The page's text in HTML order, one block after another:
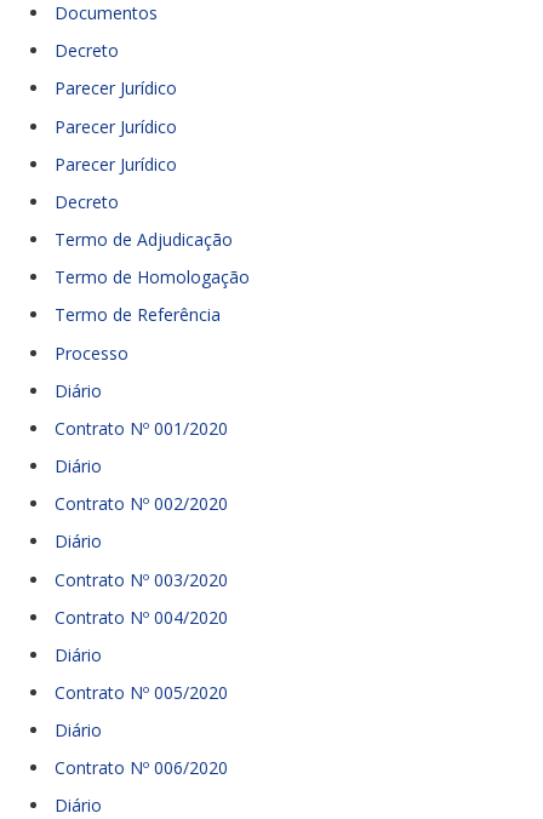
Documentos
Decreto
Parecer Jurídico
Parecer Jurídico
Parecer Jurídico
Decreto
Termo de Adjudicação
Termo de Homologação
Termo de Referência
Processo
Diário
Contrato Nº 001/2020
Diário
Contrato Nº 002/2020
Diário
Contrato Nº 003/2020
Contrato Nº 004/2020
Diário
Contrato Nº 005/2020
Diário
Contrato Nº 006/2020
Diário